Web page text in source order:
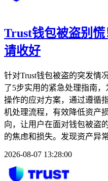
Trust钱包被盗别
请收好
针对Trust钱包被盗的突发情
了5步实用的紧急处理指南
操作的应对方案，通过遵循
机处理流程，有效降低资产
向，让用户在面对钱包被盗
的焦虑和损失。发现资产异
2026-08-07 13:28:00